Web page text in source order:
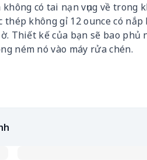
có tai nạn vụng về trong
không gỉ 12 ounce có
Thiết kế của bạn sẽ bao
ném nó vào máy rửa chén.